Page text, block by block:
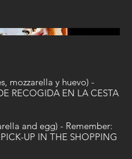
mozzarella y huevo) -
RECOGIDA EN LA CESTA
and egg) - Remember:
UP IN THE SHOPPING